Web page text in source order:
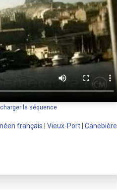
la séquence
français Vieux-Port Canebière